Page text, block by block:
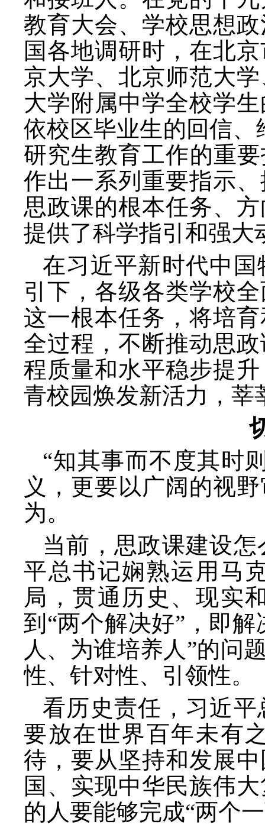
教育大会、学校思想
国各地调研时，在北
京大学、北京师范大
大学附属中学全校学
依校区毕业生的回信
研究生教育工作的重
作出一系列重要指示
思政课的根本任务、
提供了科学指引和强大
在习近平新时代中
引下，各级各类学校
这一根本任务，将培
全过程，不断推动思
程质量和水平稳步提
青校园焕发新活力，莘
“知其事而不度其时
义，更要以广阔的视
为。
当前，思政课建设
平总书记娴熟运用马
局，贯通历史、现实
到 “两个解决好”，即
人、为谁培养人”的问
性、针对性、引领性。
看历史责任，习近
要放在世界百年未有
待，要从坚持和发展
国、实现中华民族伟
的人要能够完成“两个